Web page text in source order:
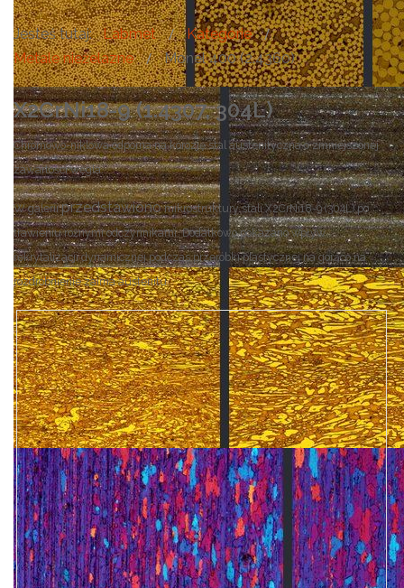
Jesteś tutaj: Labmet
Kategorie
Metale nieżelazne
Monel 400 (2.4360)
X2CrNi18-9 (1.4307, 304L)
Chromowo-niklowa odporna na korozję stal austenityczna o zmniejszonej
zawartości węgla.
W galeriiprzedstawionomikrostruktury stali X2CrNi18-9 (304L) po
trawieniu różnymi odczynnikami. Dodatkowo pokazano wpływ
rekrytalizacji dynamicznej podczas przeróbki plastycznej na gorąco na
rozdrobnienie zairna austenitu.